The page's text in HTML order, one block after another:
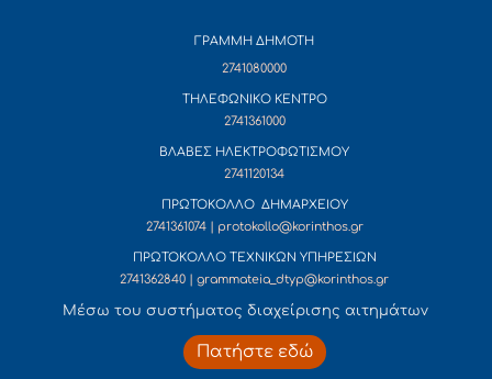
ΓΡΑΜΜΗ ΔΗΜΟΤΗ
2741080000
ΤΗΛΕΦΩΝΙΚΟ ΚΕΝΤΡΟ
2741361000
ΒΛΑΒΕΣ ΗΛΕΚΤΡΟΦΩΤΙΣΜΟΥ
2741120134
ΠΡΩΤΟΚΟΛΛΟ ΔΗΜΑΡΧΕΙΟΥ
2741361074 | protokollo@korinthos.gr
ΠΡΩΤΟΚΟΛΛΟ ΤΕΧΝΙΚΩΝ ΥΠΗΡΕΣΙΩΝ
2741362840 | grammateia_dtyp@korinthos.gr
Mέσω του συστήματος διαχείρισης αιτημάτων
Πατήστε εδώ